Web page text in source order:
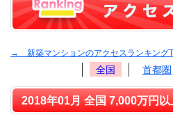
→ 新築マンションのアクセスランキング
全国 首都圏
2018年01月 全国 7,000万円